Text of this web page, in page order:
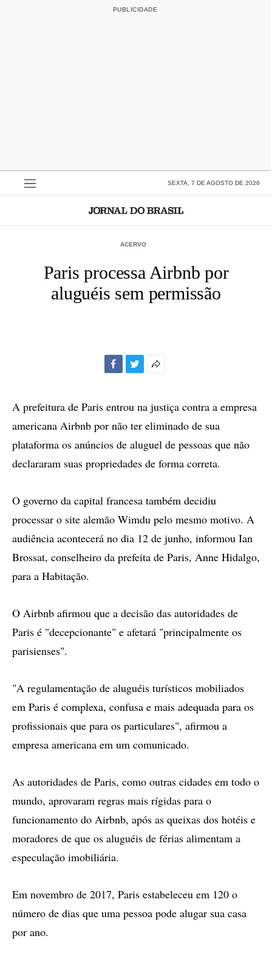
SEXTA, 7 DE AGOSTO DE 2026
ACERVO
Paris processa Airbnb por
aluguéis sem permissão
compartilhamento
A prefeitura de Paris entrou na justiça contra a empresa
americana Airbnb por não ter eliminado de sua
plataforma os anúncios de aluguel de pessoas que não
declararam suas propriedades de forma correta.
O governo da capital francesa também decidiu
processar o site alemão Wimdu pelo mesmo motivo. A
audiência acontecerá no dia 12 de junho, informou Ian
Brossat, conselheiro da prefeita de Paris, Anne Hidalgo,
para a Habitação.
O Airbnb afirmou que a decisão das autoridades de
Paris é "decepcionante" e afetará "principalmente os
parisienses".
"A regulamentação de aluguéis turísticos mobiliados
em Paris é complexa, confusa e mais adequada para os
profissionais que para os particulares", afirmou a
empresa americana em um comunicado.
As autoridades de Paris, como outras cidades em todo o
mundo, aprovaram regras mais rígidas para o
funcionamento do Airbnb, após as queixas dos hotéis e
moradores de que os aluguéis de férias alimentam a
especulação imobiliária.
Em novembro de 2017, Paris estabeleceu em 120 o
número de dias que uma pessoa pode alugar sua casa
por ano.